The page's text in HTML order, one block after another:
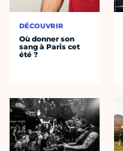
DÉCOUVRIR
Où donner son
sang à Paris cet
été ?